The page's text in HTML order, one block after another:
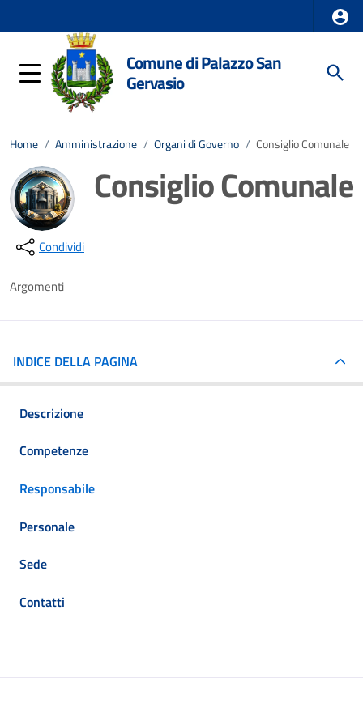
Comune di Palazzo San
Gervasio
Home / Amministrazione / Organi di Governo / Consiglio Comunale
Consiglio Comunale
Condividi
Argomenti
INDICE DELLA PAGINA
Descrizione
Competenze
Responsabile
Personale
Sede
Contatti